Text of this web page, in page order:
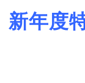
新年度